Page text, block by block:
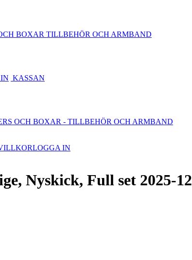
BOXAR TILLBEHÖR OCH ARMBAND
KASSAN
OCH BOXAR - TILLBEHÖR OCH ARMBAND
LOGGA IN
Nyskick, Full set 2025-12